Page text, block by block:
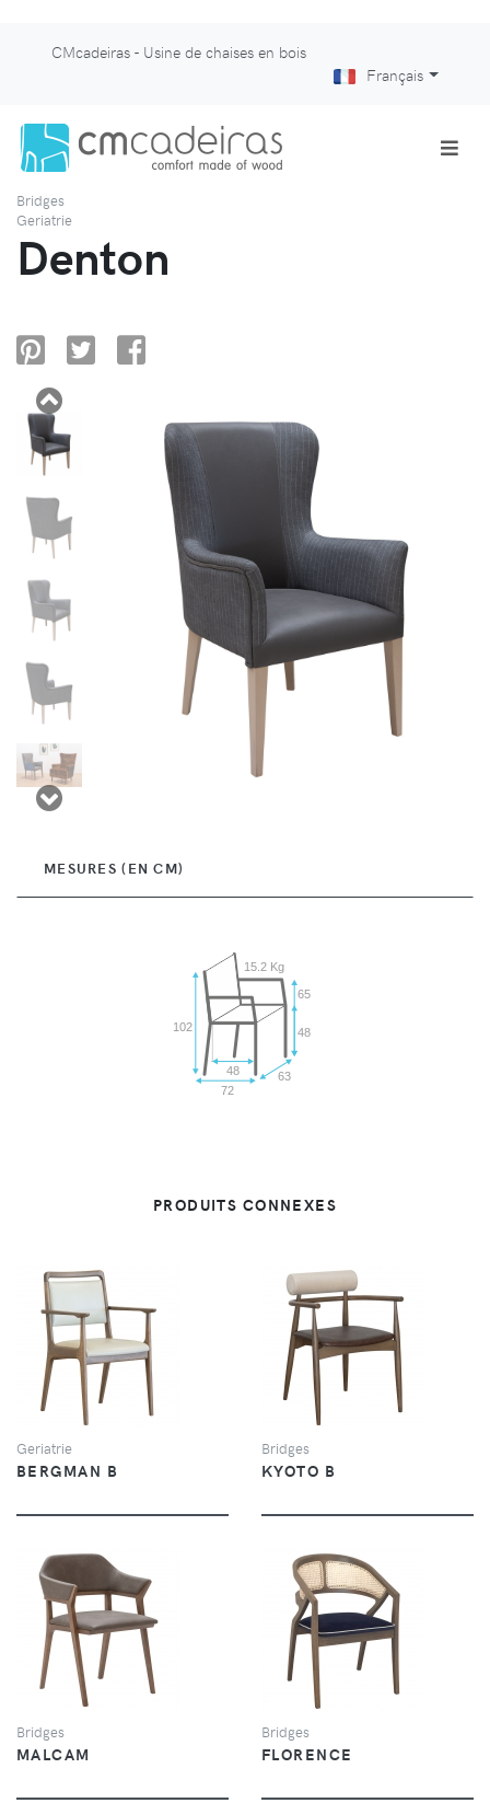
CMcadeiras - Usine de chaises en bois
Français
Bridges
Geriatrie
Denton
MESURES (EN CM)
102
48
72
63
48
65
15.2 Kg
PRODUITS CONNEXES
VUE
Geriatrie
BERGMAN B
VUE
Bridges
KYOTO B
VUE
Bridges
MALCAM
VUE
Bridges
FLORENCE